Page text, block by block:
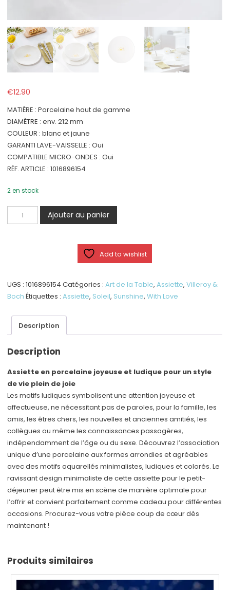
€12.90
MATIÈRE : Porcelaine haut de gamme
DIAMÈTRE : env. 212 mm
COULEUR : blanc et jaune
GARANTI LAVE-VAISSELLE : Oui
COMPATIBLE MICRO-ONDES : Oui
RÉF. ARTICLE : 1016896154
2 en stock
quantité
de
-
Hello
21
Ajouter au panier
Add to wishlist
UGS :1016896154 Catégories :Art de la Table,Assiette,Villeroy &
Boch Étiquettes :Assiette, Soleil, Sunshine,With Love
Description
Description
Assiette en porcelaine joyeuse et ludique pour un style
de vie plein de joie
Les motifs ludiques symbolisent une attention joyeuse et
affectueuse, ne nécessitant pas de paroles, pour la famille, les
amis, les êtres chers, les nouvelles et anciennes amitiés, les
collègues ou même les connaissances passagères,
indépendamment de l’âge ou du sexe. Découvrez l’association
unique d’une porcelaine aux formes arrondies et agréables
avec des motifs aquarellés minimalistes, ludiques et colorés. Le
ravissant design minimaliste de cette assiette pour le petit-
déjeuner peut être mis en scène de manière optimale pour
l’offrir et convient parfaitement comme cadeau pour différentes
occasions. Procurez-vous votre pièce coup de cœur dès
maintenant !
Produits similaires